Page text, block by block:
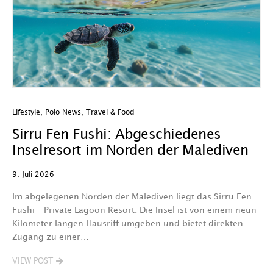
Lifestyle Polo News Travel & Food
Sirru Fen Fushi: Abgeschiedenes
Inselresort im Norden der Malediven
9. Juli 2026
Im abgelegenen Norden der Malediven liegt das Sirru Fen
Fushi – Private Lagoon Resort. Die Insel ist von einem neun
Kilometer langen Hausriff umgeben und bietet direkten
Zugang zu einer…
VIEW POST